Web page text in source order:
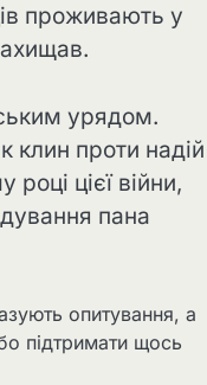
проживають у
урядом.
клин проти надій
цієї війни,
пана
опитування, а
підтримати щось